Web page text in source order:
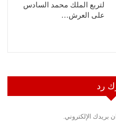
لتربع الملك محمد السادس
على العرش…
رد
بريدك الإلكتروني.